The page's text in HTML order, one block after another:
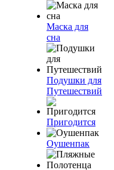
Маска для
сна
Подушки для
Путешествий
Пригодится
Оушенпак